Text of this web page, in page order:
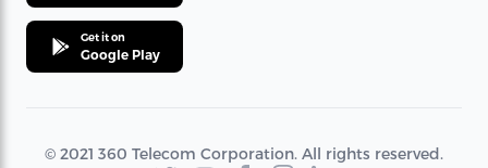
Get it on
Google Play
© 2021 360 Telecom Corporation. All rights reserved.